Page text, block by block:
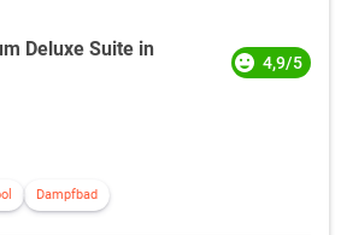
Deluxe Suite in
4,9/5
Dampfbad